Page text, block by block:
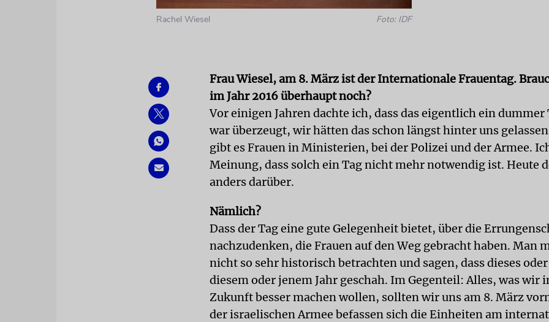
Rachel Wiesel Foto: IDF
Frau Wiesel, am 8. März ist der Internationale Frauentag.
im Jahr 2016 überhaupt noch?
Vor einigen Jahren dachte ich, dass das eigentlich ein dummer
war überzeugt, wir hätten das schon längst hinter uns
gibt es Frauen in Ministerien, bei der Polizei und der Armee.
Meinung, dass solch ein Tag nicht mehr notwendig ist. Heute
anders darüber.
Nämlich?
Dass der Tag eine gute Gelegenheit bietet, über die
nachzudenken, die Frauen auf den Weg gebracht haben. Man
nicht so sehr historisch betrachten und sagen, dass dieses
diesem oder jenem Jahr geschah. Im Gegenteil: Alles, was wir
Zukunft besser machen wollen, sollten wir uns am 8. März
der israelischen Armee befassen sich die Einheiten am